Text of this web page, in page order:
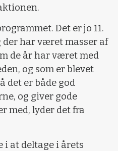
Det er jo 11.
der har været masser af
de år har været med
og som er blevet
det er både god
og giver gode
med, lyder det fra
i at deltage i årets